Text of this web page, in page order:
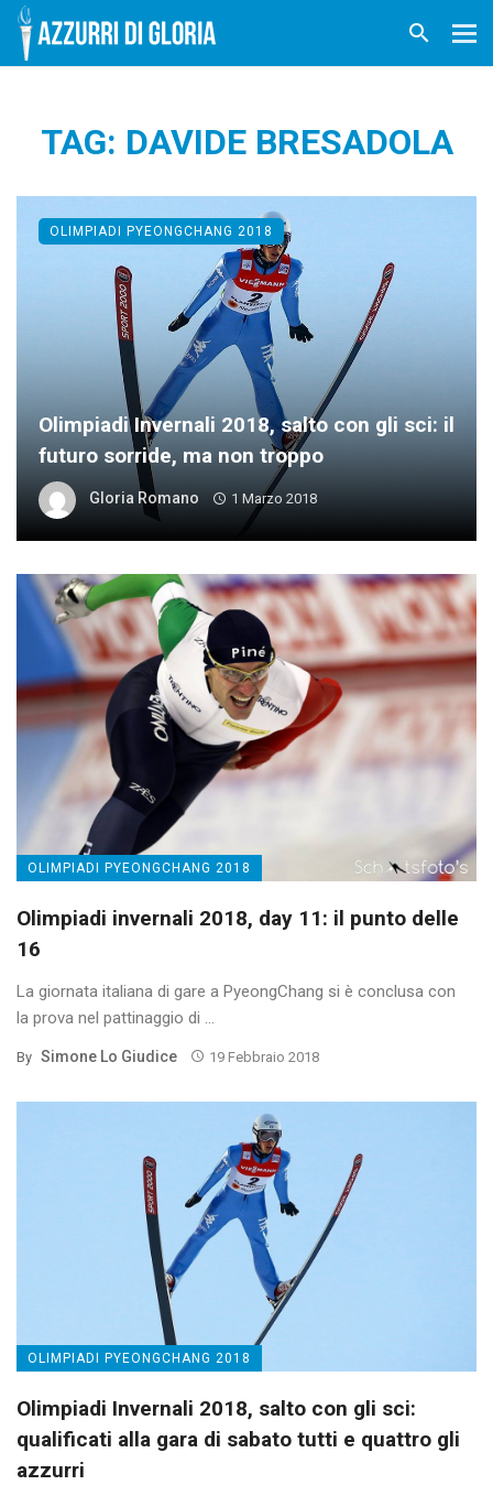
TAG: DAVIDE BRESADOLA
Olimpiadi Invernali 2018, salto con gli sci: il
futuro sorride, ma non troppo
Gloria Romano 1 Marzo 2018
OLIMPIADI PYEONGCHANG 2018
OLIMPIADI PYEONGCHANG 2018
Olimpiadi invernali 2018, day 11: il punto delle
16
La giornata italiana di gare a PyeongChang si è conclusa con
la prova nel pattinaggio di ...
By Simone Lo Giudice 19 Febbraio 2018
OLIMPIADI PYEONGCHANG 2018
Olimpiadi Invernali 2018, salto con gli sci:
qualificati alla gara di sabato tutti e quattro gli
azzurri